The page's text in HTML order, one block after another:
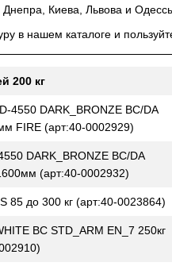
Днепра, Киева, Львова и
в нашем каталоге и
200 кг
4550 DARK_BRONZE BC/DA
FIRE (арт:40-0002929)
DARK_BRONZE BC/DA
(арт:40-0002932)
85 до 300 кг (арт:40-0023864)
BC STD_ARM EN_7 250кг